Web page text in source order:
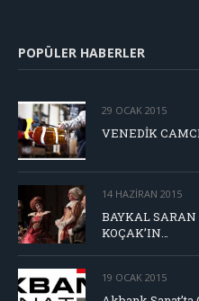
POPÜLER HABERLER
29 OCAK 2015
VENEDİK
14 HAZIRAN 2015
BAYKAL SARAN
KOÇAK’IN…
19 OCAK 2015